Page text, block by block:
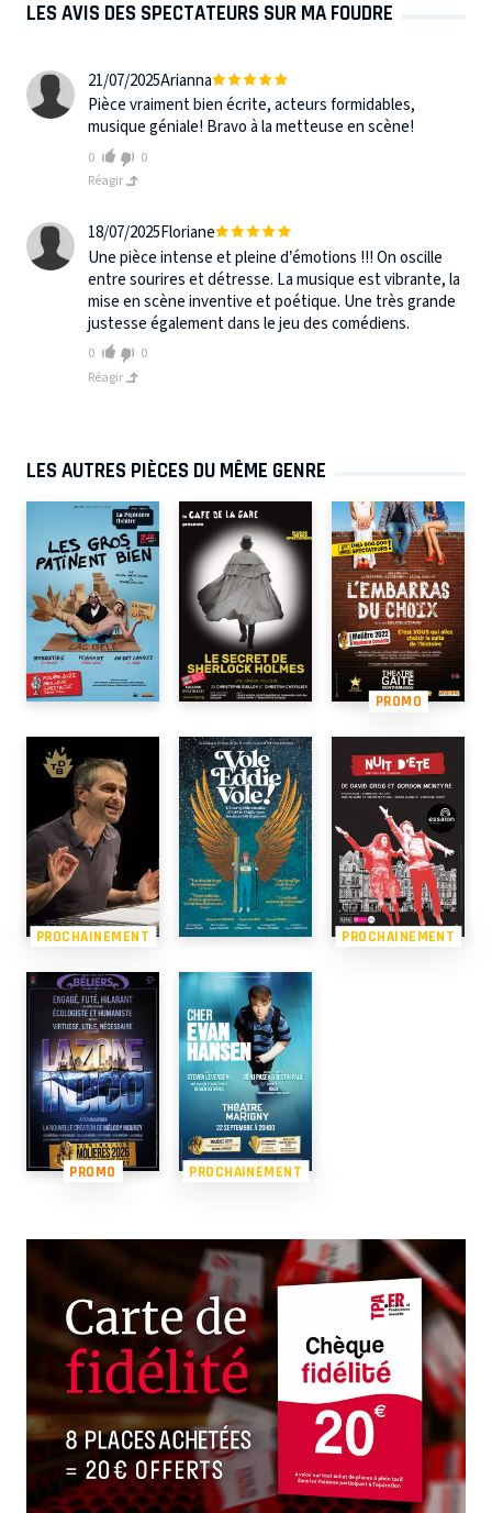
LES AVIS DES SPECTATEURS SUR MA FOUDRE
21/07/2025Arianna
Pièce vraiment bien écrite, acteurs formidables,
musique géniale! Bravo à la metteuse en scène!
0
0
Réagir
18/07/2025Floriane
Une pièce intense et pleine d’émotions !!! On oscille
entre sourires et détresse. La musique est vibrante, la
mise en scène inventive et poétique. Une très grande
justesse également dans le jeu des comédiens.
0
0
Réagir
LES AUTRES PIÈCES DU MÊME GENRE
PROMO
PROCHAINEMENT PROCHAINEMENT
PROMO PROCHAINEMENT